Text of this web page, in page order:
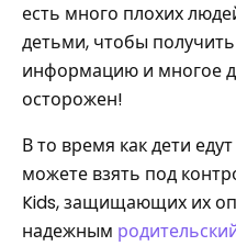
есть много плохих
детьми, чтобы
информацию и многое
осторожен!
В то время как дети
можете взять под
Kids, защищающих их
надежным